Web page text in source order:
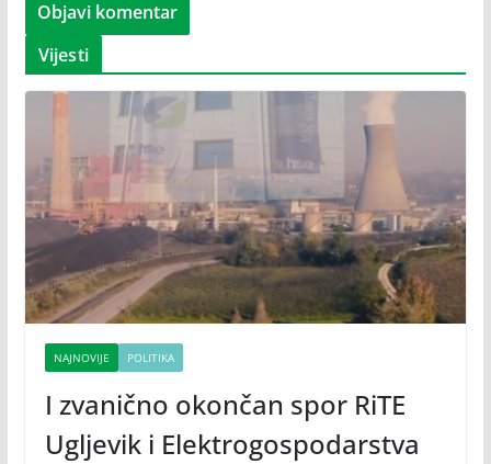
Vijesti
NAJNOVIJE POLITIKA
I zvanično okončan spor RiTE
Ugljevik i Elektrogospodarstva